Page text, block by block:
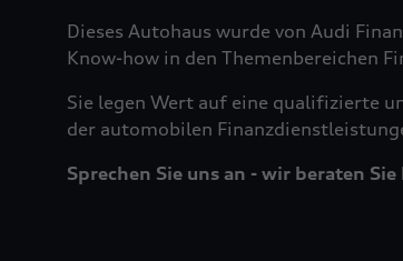
Dieses Autohaus wurde von Audi
Know-how in den Themenbereichen
Sie legen Wert auf eine qualifizierte
der automobilen
Sprechen Sie uns an - wir beraten